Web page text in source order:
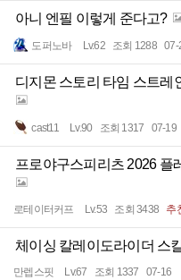
아니 엔필 이렇게 준다고?
도퍼노바 Lv.62 조회 1288 07-
디지몬 스토리 타임 스트레
cast11 Lv.90 조회 1317 07-19
프로야구스피리츠 2026 플
로테이터커프 Lv.53 조회 3438 추
체이싱 칼레이도라이더 스
만렙스핏 Lv.67 조회 1337 07-16